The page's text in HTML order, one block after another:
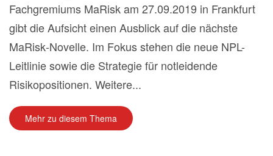
Fachgremiums MaRisk am 27.09.2019 in Frankfurt
gibt die Aufsicht einen Ausblick auf die nächste
MaRisk‐Novelle. Im Fokus stehen die neue NPL-
Leitlinie sowie die Strategie für notleidende
Risikopositionen. Weitere...
Mehr zu diesem Thema